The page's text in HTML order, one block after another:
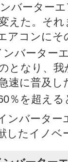
バーター
えた。そ
アコンに
ンバーター
となり、
速に普及し
％を超え
ンバーター
したイノベ